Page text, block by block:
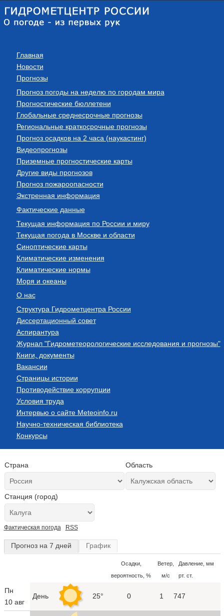
Главная
Новости
Прогнозы
Прогноз погоды на неделю по городам мира
Прогностические бюллетени
Глобальные среднесрочные прогнозы
Региональные краткосрочные прогнозы
Прогноз осадков на 2 часа (наукастинг)
Видеопрогнозы
Приземные прогностические карты
Другие виды прогнозов
Прогноз пожароопасности
Экстренная информация
Фактические данные
Текущая информация по России и миру
Текущая погода в Москве и области
Синоптические карты
Климатические изменения
Климатические нормы
Моря и океаны
О нас
Структура Гидрометцентра России
Диссертационный совет
Аспирантура
Журнал "Гидрометеорологические исследования и прогнозы"
Книги, документы
Вакансии
Страницы истории
Противодействие коррупции
Условия труда
Интервью о сайте Meteoinfo.ru
Научно-техническая библиотека
Конкурсы
Страна Область
Станция (город)
Фактическая погода RSS
Прогноз на 7 дней График
Осадки,
вероятность, %
Ветер,
м/с
Давление, мм
рт. ст.
Пн
10 авг
День 25° 0 1 747